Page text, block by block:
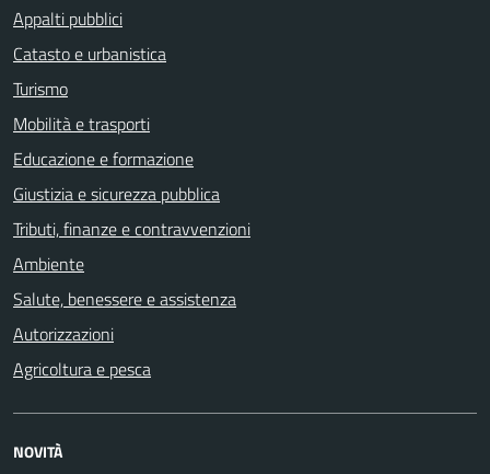
Appalti pubblici
Catasto e urbanistica
Turismo
Mobilità e trasporti
Educazione e formazione
Giustizia e sicurezza pubblica
Tributi, finanze e contravvenzioni
Ambiente
Salute, benessere e assistenza
Autorizzazioni
Agricoltura e pesca
NOVITÀ